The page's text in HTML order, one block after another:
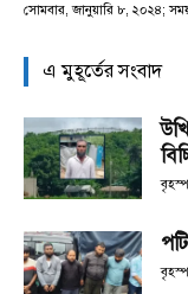
সোমবার, জানুয়ারি ৮, ২০২৪;
এ মুহূর্তের সংবাদ